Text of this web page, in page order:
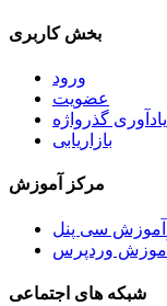
بخش کاربری
ورود
عضویت
یادآوری گذرواژه
بازاریابی
مرکز آموزش
شبکه های اجتماعی